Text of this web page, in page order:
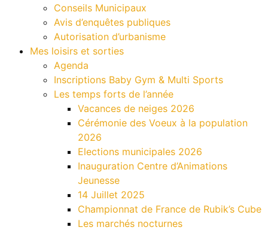
Conseils Municipaux
Avis d’enquêtes publiques
Autorisation d’urbanisme
Mes loisirs et sorties
Agenda
Inscriptions Baby Gym & Multi Sports
Les temps forts de l’année
Vacances de neiges 2026
Cérémonie des Voeux à la population
2026
Elections municipales 2026
Inauguration Centre d’Animations
Jeunesse
14 Juillet 2025
Championnat de France de Rubik’s Cube
Les marchés nocturnes